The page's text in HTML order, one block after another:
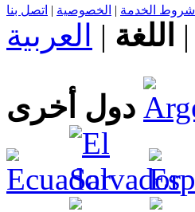
شروط الخدمة | الخصوصية | اتصل بنا
اللغة | العربية |
دول أخرى